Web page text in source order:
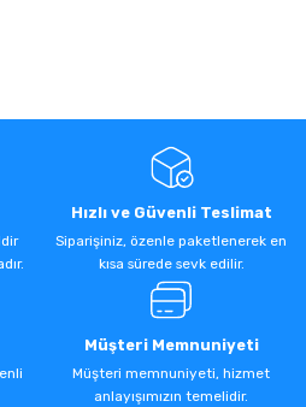
Hızlı ve Güvenli Teslimat
Siparişiniz, özenle paketlenerek en
kısa sürede sevk edilir.
Müşteri Memnuniyeti
Müşteri memnuniyeti, hizmet
anlayışımızın temelidir.